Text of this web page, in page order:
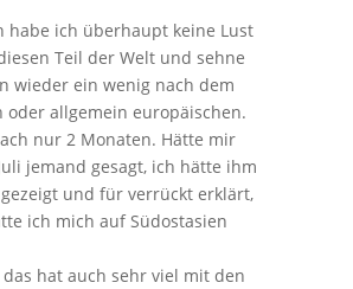
habe ich überhaupt keine Lust
Teil der Welt und sehne
wieder ein wenig nach dem
oder allgemein europäischen.
nur 2 Monaten. Hätte mir
jemand gesagt, ich hätte ihm
und für verrückt erklärt,
ich mich auf Südostasien
das hat auch sehr viel mit den